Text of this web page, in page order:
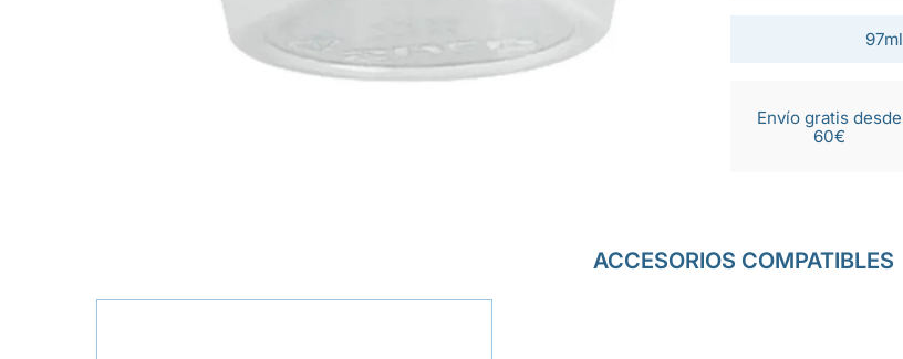
97ml
Envío gratis desde
60€
ACCESORIOS COMPATIBLES